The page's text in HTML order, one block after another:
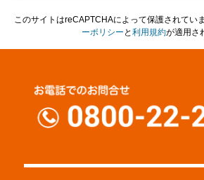
このサイトはreCAPTCHAによって保護されてい
ーポリシー と利用規約が適用さ